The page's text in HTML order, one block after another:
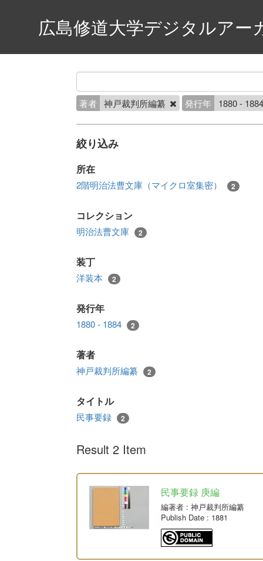
広島修道大学デジタルアー
著者 神戸裁判所編纂 発行年 1880 -
絞り込み
所在
2階明治法曹文庫（マイクロ室集密） 2
コレクション
明治法曹文庫 2
装丁
洋装本 2
発行年
1880 - 1884 2
著者
神戸裁判所編纂 2
タイトル
民事要録 2
Result 2 Item
民事要録 庚編
編著者 : 神戸裁判所編纂
Publish Date : 1881